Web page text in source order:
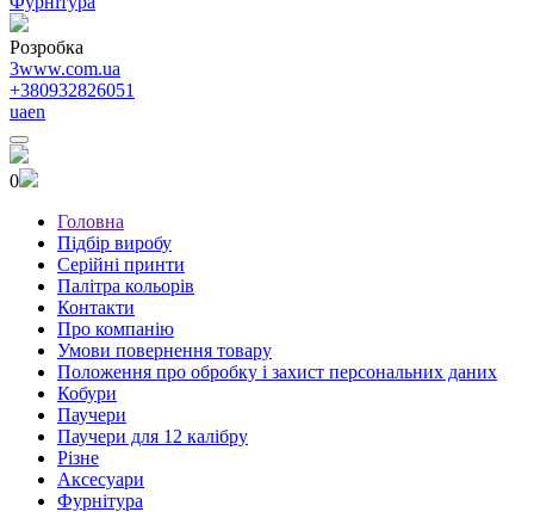
Розробка
3www.com.ua
+380932826051
uaen
0
Головна
Підбір виробу
Серійні принти
Палітра кольорів
Контакти
Про компанію
Умови повернення товару
Положення про обробку і захист персональних даних
Кобури
Паучери
Паучери для 12 калібру
Різне
Аксесуари
Фурнітура